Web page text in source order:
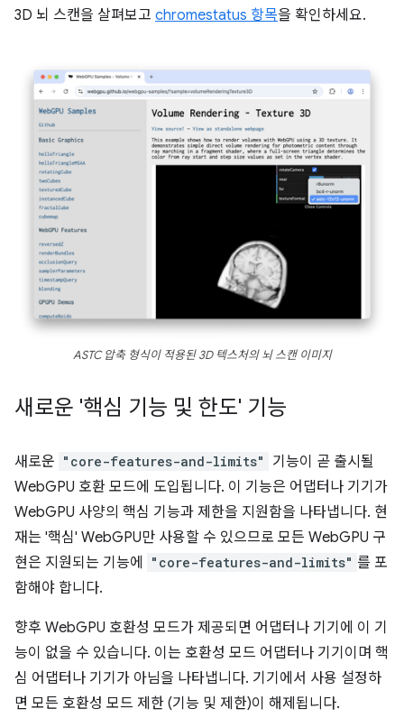
3D 뇌 스캔을 살펴보고 chromestatus 항목을 확인하세요.
ASTC 압축 형식이 적용된 3D 텍스처의 뇌 스캔 이미지
새로운 '핵심 기능 및 한도' 기능
새로운 "core-features-and-limits"
기능이 곧 출시될
WebGPU 호환 모드에 도입됩니다. 이 기능은 어댑터나 기기가
WebGPU 사양의 핵심 기능과 제한을 지원함을 나타냅니다. 현
재는 '핵심' WebGPU만 사용할 수 있으므로 모든 WebGPU 구
현은 지원되는 기능에
"core-features-and-limits" 를 포
함해야 합니다.
향후 WebGPU 호환성 모드가 제공되면 어댑터나 기기에 이 기
능이 없을 수 있습니다. 이는 호환성 모드 어댑터나 기기이며 핵
심 어댑터나 기기가 아님을 나타냅니다. 기기에서 사용 설정하
면 모든 호환성 모드 제한 (기능 및 제한)이 해제됩니다.